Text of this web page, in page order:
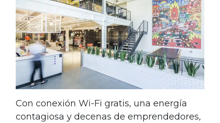
Con conexión Wi-Fi gratis, una energía
contagiosa y decenas de emprendedores,